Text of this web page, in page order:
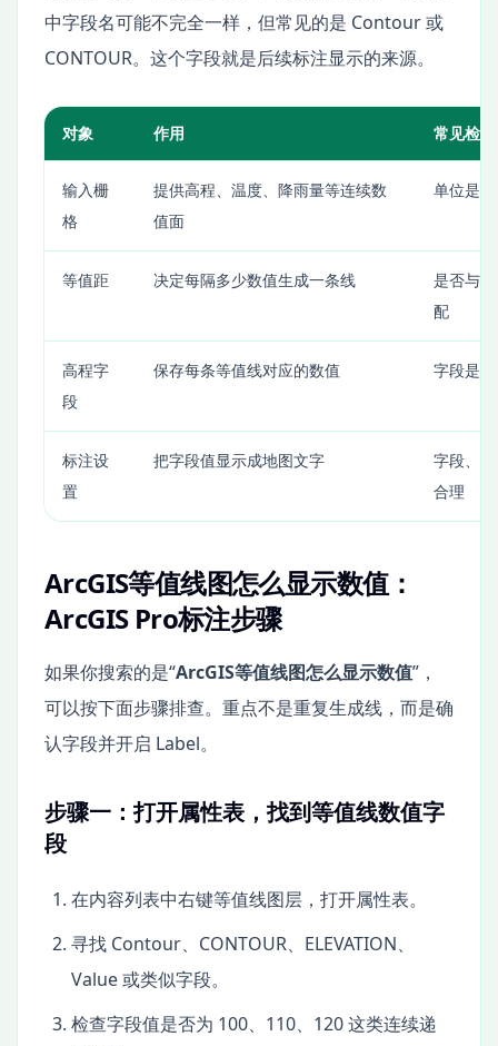
中字段名可能不完全一样，但常见的是 Contour 或
CONTOUR。这个字段就是后续标注显示的来源。
对象 作用 常见检
输入栅
格
提供高程、温度、降雨量等连续数
值面
单位是
等值距 决定每隔多少数值生成一条线
是否与
配
高程字
段
保存每条等值线对应的数值 字段是
标注设
置
把字段值显示成地图文字
字段、
合理
ArcGIS等值线图怎么显示数值：
ArcGIS Pro标注步骤
如果你搜索的是“ArcGIS等值线图怎么显示数值”，
可以按下面步骤排查。重点不是重复生成线，而是确
认字段并开启 Label。
步骤一：打开属性表，找到等值线数值字
段
在内容列表中右键等值线图层，打开属性表。
寻找 Contour、CONTOUR、ELEVATION、
Value 或类似字段。
检查字段值是否为 100、110、120 这类连续递